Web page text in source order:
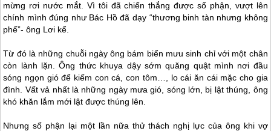
mừng rơi nước mắt. Vì tôi đã chiến thắng được số phận, vượt lên
chính mình đúng như Bác Hồ đã dạy “thương binh tàn nhưng không
phế”- ông Lơi kể.
Từ đó là những chuỗi ngày ông bám biển mưu sinh chỉ với một chân
còn lành lặn. Ông thức khuya dậy sớm quăng quật mình nơi đầu
sóng ngọn gió để kiếm con cá, con tôm…, lo cái ăn cái mặc cho gia
đình. Vất vả nhất là những ngày mưa gió, sóng lớn, bị lật thúng, ông
khó khăn lắm mới lật được thúng lên.
Nhưng số phận lại một lần nữa thử thách nghị lực của ông khi vợ